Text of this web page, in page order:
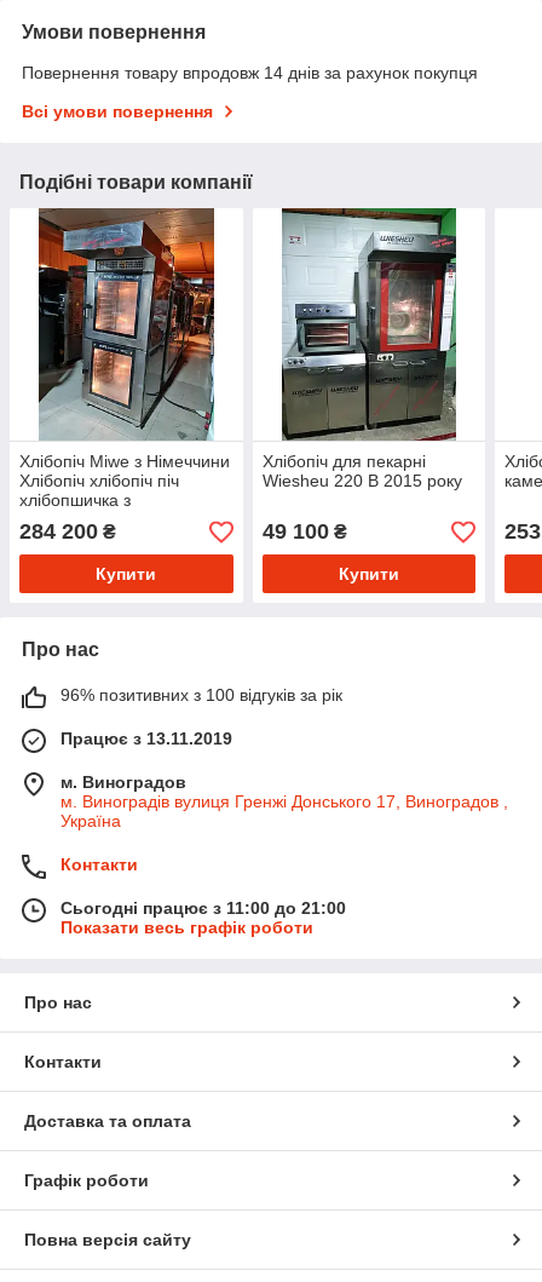
Умови повернення
Повернення товару впродовж 14 днів за рахунок покупця
Всі умови повернення
Подібні товари компанії
Хлібопіч Miwe з Німеччини
Хлібопіч хлібопіч піч
хлібопшичка з
пароволоженням
284 200 ₴
Купити
Хлібопіч для пекарні
Wiesheu 220 В 2015 року
49 100₴
Купити
Про нас
96% позитивних з 100 відгуків за рік
Працює з 13.11.2019
м. Виноградов
м. Виноградів вулиця Гренжі Донського 17, Виноградов ,
Україна
Контакти
Сьогодні працює з 11:00 до 21:00
Показати весь графік роботи
Про нас
Контакти
Доставка та оплата
Графік роботи
Повна версія сайту